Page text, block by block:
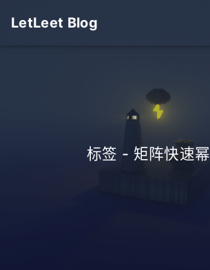
LetLeet Blog
标签 - 矩阵快速幂